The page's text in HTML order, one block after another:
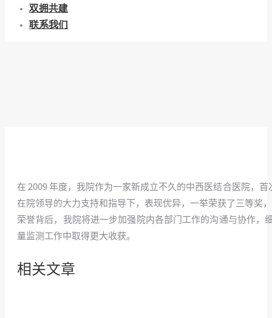
双拥共建
联系我们
在 2009 年度，我院作为一家新成立不久的中西医结合医院，
在院领导的大力支持和指导下，表现优异，一举荣获了三等奖
荣誉背后，我院将进一步加强院内各部门工作的沟通与协作
量监测工作中取得更大收获。
相关文章